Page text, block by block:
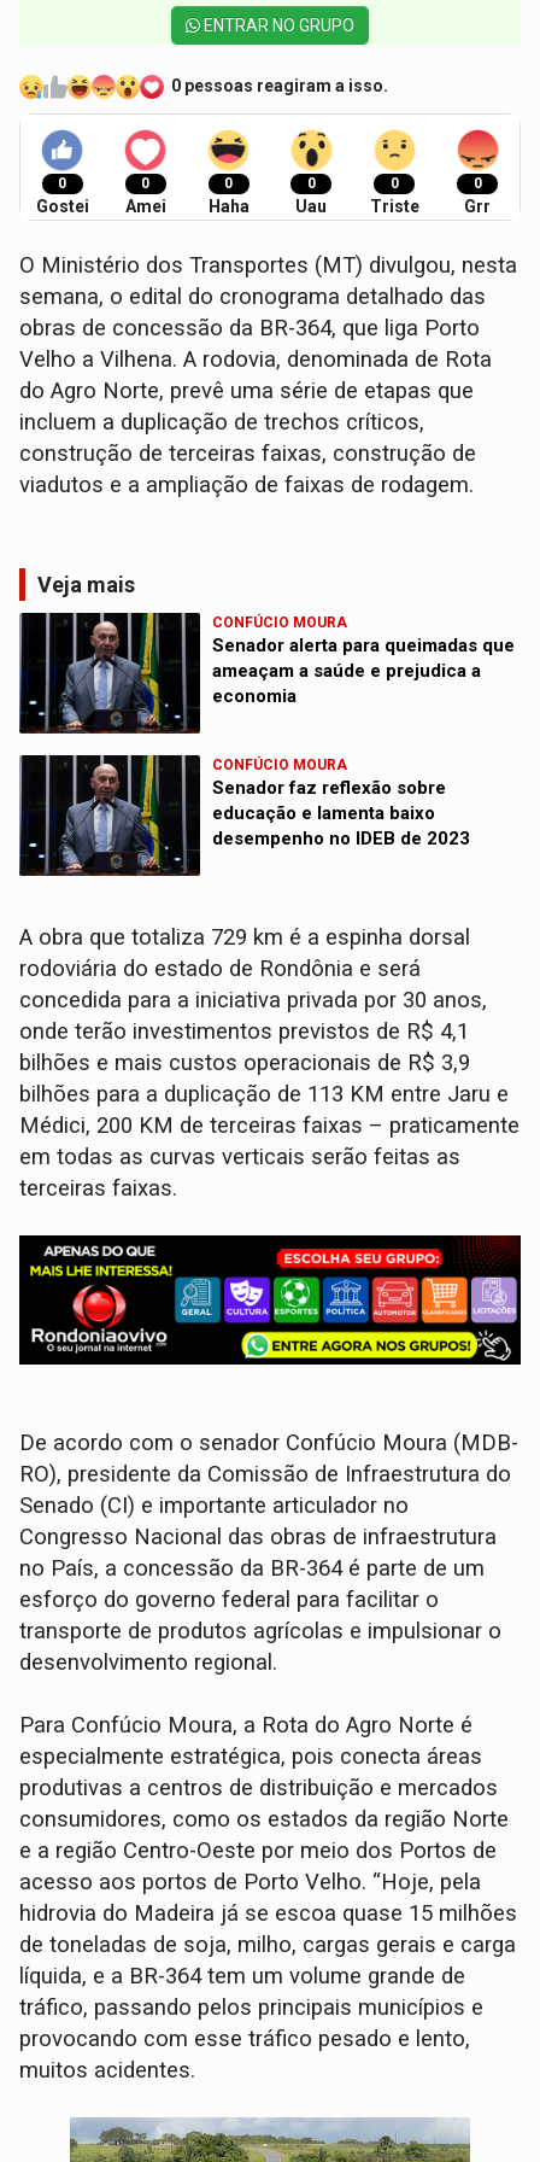
ENTRAR NO GRUPO
0 pessoas reagiram a isso.
0
Gostei
0
Amei
0
Haha
0
Uau
0
Triste
0
Grr
O Ministério dos Transportes (MT) divulgou, nesta
semana, o edital do cronograma detalhado das
obras de concessão da BR-364, que liga Porto
Velho a Vilhena. A rodovia, denominada de Rota
do Agro Norte, prevê uma série de etapas que
incluem a duplicação de trechos críticos,
construção de terceiras faixas, construção de
viadutos e a ampliação de faixas de rodagem.
Veja mais
CONFÚCIO MOURA
Senador alerta para queimadas que
ameaçam a saúde e prejudica a
economia
CONFÚCIO MOURA
Senador faz reflexão sobre
educação e lamenta baixo
desempenho no IDEB de 2023
A obra que totaliza 729 km é a espinha dorsal
rodoviária do estado de Rondônia e será
concedida para a iniciativa privada por 30 anos,
onde terão investimentos previstos de R$ 4,1
bilhões e mais custos operacionais de R$ 3,9
bilhões para a duplicação de 113 KM entre Jaru e
Médici, 200 KM de terceiras faixas – praticamente
em todas as curvas verticais serão feitas as
terceiras faixas.
De acordo com o senador Confúcio Moura (MDB-
RO), presidente da Comissão de Infraestrutura do
Senado (CI) e importante articulador no
Congresso Nacional das obras de infraestrutura
no País, a concessão da BR-364 é parte de um
esforço do governo federal para facilitar o
transporte de produtos agrícolas e impulsionar o
desenvolvimento regional.
Para Confúcio Moura, a Rota do Agro Norte é
especialmente estratégica, pois conecta áreas
produtivas a centros de distribuição e mercados
consumidores, como os estados da região Norte
e a região Centro-Oeste por meio dos Portos de
acesso aos portos de Porto Velho. “Hoje, pela
hidrovia do Madeira já se escoa quase 15 milhões
de toneladas de soja, milho, cargas gerais e carga
líquida, e a BR-364 tem um volume grande de
tráfico, passando pelos principais municípios e
provocando com esse tráfico pesado e lento,
muitos acidentes.